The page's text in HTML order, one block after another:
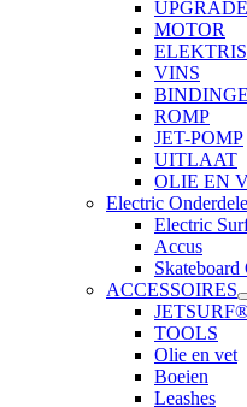
UPGRADE
MOTOR
VINS
ROMP
JET-POMP
UITLAAT
OLIE EN
Electric
Electric
Accus
Skateboard
ACCESSOIRES
TOOLS
Olie en vet
Boeien
Leashes